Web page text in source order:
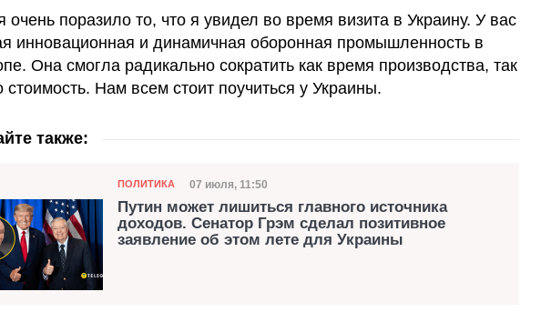
очень поразило то, что я увидел во время визита в Украину. У вас
инновационная и динамичная оборонная промышленность в
Она смогла радикально сократить как время производства, так
стоимость. Нам всем стоит поучиться у Украины.
также:
Категория
ПОЛИТИКА Дата публикации
07 июля, 11:50
Путин может лишиться главного источника
доходов. Сенатор Грэм сделал позитивное
заявление об этом лете для Украины